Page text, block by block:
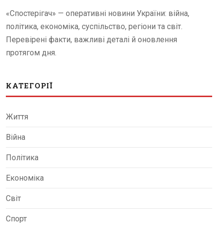
«Спостерігач» — оперативні новини України: війна,
політика, економіка, суспільство, регіони та світ.
Перевірені факти, важливі деталі й оновлення
протягом дня.
КАТЕГОРІЇ
Життя
Війна
Політика
Економіка
Світ
Спорт